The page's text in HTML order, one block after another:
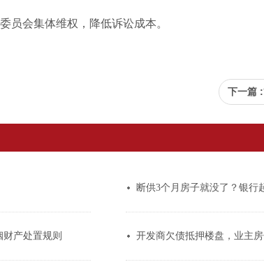
员会集体维权，降低诉讼成本。
下一篇 :
断供3个月房子就没了？银行
产处置规则 开发商欠债抵押楼盘，业主